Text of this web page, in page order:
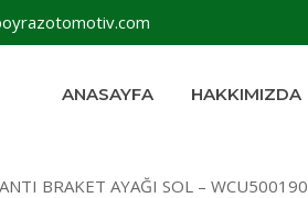
ANASAYFA HAKKIMIZDA
BRAKET AYAĞI SOL – WCU500190